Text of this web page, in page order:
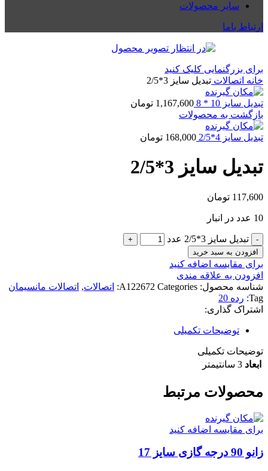
سایر محصولات
ارتباط باما
برای بزرگنمایی کلیک کنید
خانه اتصالات تبدیل سایز 3*2/5
تبدیل سایز 10 * 8 1,167,600 تومان
بازگشت به محصولات
تبدیل سایز 4*2/5 168,000 تومان
تبدیل سایز 3*2/5
117,600 تومان
10 عدد در انبار
تبدیل سایز 3*2/5 عدد
افزودن به سبد خرید
برای مقایسه اضافه کنید
افزودن به علاقه مندی
شناسه محصول:
A122672 Categories: اتصالات, اتصالات مانسیمان
Tag: رده 20
اشتراک گذاری:
توضیحات تکمیلی
توضیحات تکمیلی
ابعاد 3 سانتیمتر
محصولات مرتبط
برای مقایسه اضافه کنید
زانو 90 درجه گازی سایز 17